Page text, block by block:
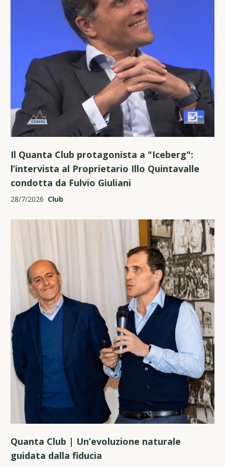
Il Quanta Club protagonista a "Iceberg":
l’intervista al Proprietario Illo Quintavalle
condotta da Fulvio Giuliani
28/7/2026 Club
Quanta Club | Un’evoluzione naturale
guidata dalla fiducia